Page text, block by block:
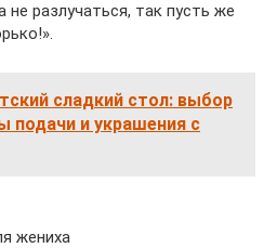
не разлучаться, так пусть же
сладкий стол: выбор
подачи и украшения с
жениха